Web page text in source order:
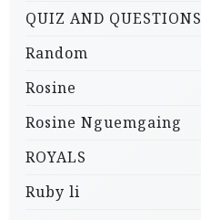
QUIZ AND QUESTIONS
Random
Rosine
Rosine Nguemgaing
ROYALS
Ruby li